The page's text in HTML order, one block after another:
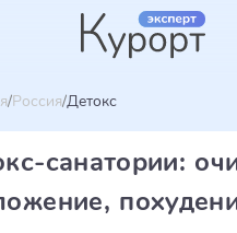
Россия Детокс
санатории: